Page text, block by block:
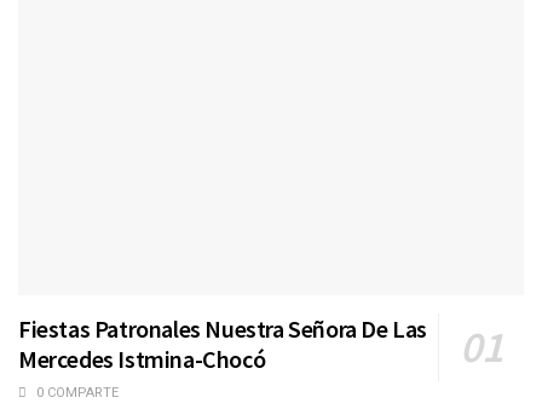
Fiestas Patronales Nuestra Señora De Las
Mercedes Istmina-Chocó
0 COMPARTE